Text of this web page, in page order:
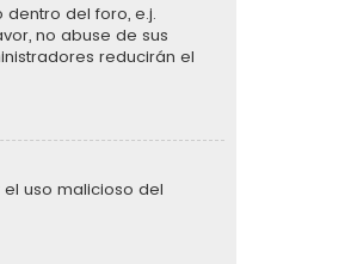
del foro, e.j.
no abuse de sus
reducirán el
uso malicioso del